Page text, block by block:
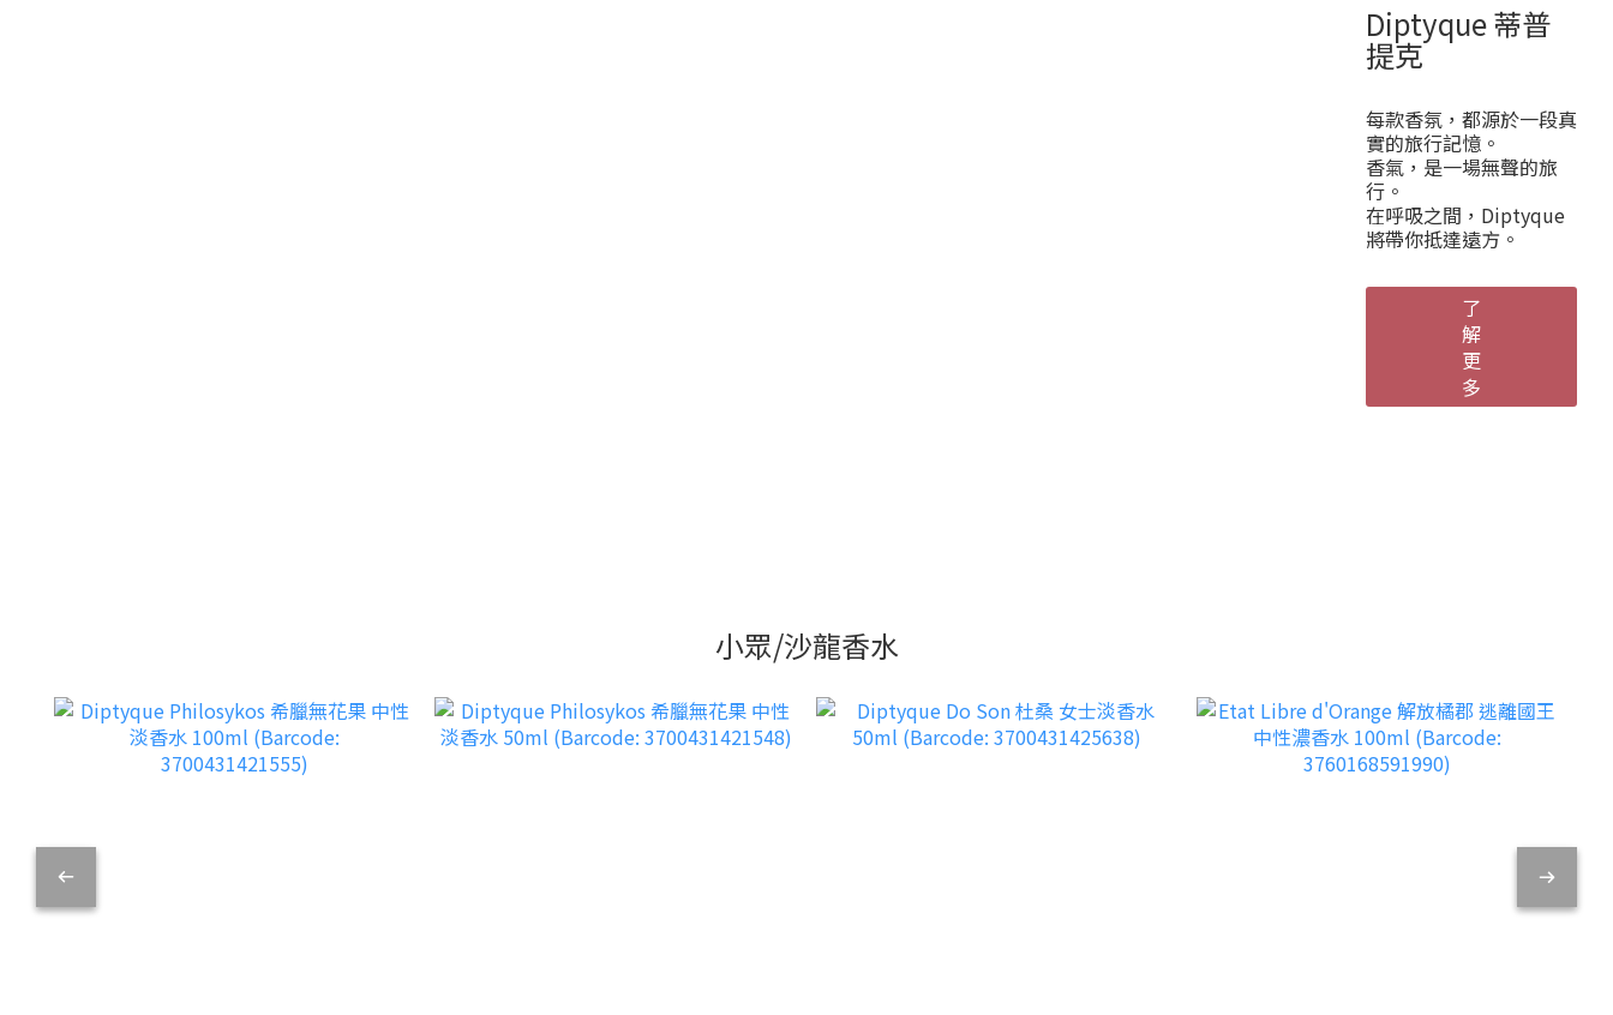
Diptyque 蒂普
提克
每款香氛，都源於一段真
實的旅行記憶。
香氣，是一場無聲的旅
行。
在呼吸之間，Diptyque
將帶你抵達遠方。
了
解
更
多
小眾/沙龍香水